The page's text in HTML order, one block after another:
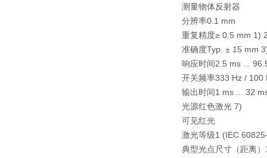
测量物体反射器
分辨率0.1 mm
重复精度≥ 0.5 mm 1)
准确度Typ. ± 15 mm
响应时间2.5 ms ...
开关频率333 Hz /
输出时间1 ms ... 32
光源红色激光 7)
可见红光
激光等级1 (IEC
典型光点尺寸（距离